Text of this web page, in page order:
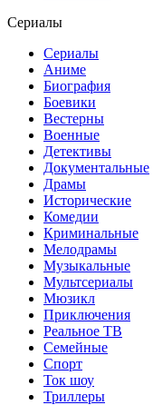
Сериалы
Сериалы
Аниме
Биография
Боевики
Вестерны
Военные
Детективы
Документальные
Драмы
Исторические
Комедии
Криминальные
Мелодрамы
Музыкальные
Мультсериалы
Мюзикл
Приключения
Реальное ТВ
Семейные
Спорт
Ток шоу
Триллеры